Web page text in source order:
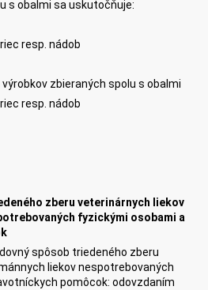
s obalmi sa uskutočňuje:
resp. nádob
zbieraných spolu s obalmi
resp. nádob
zberu veterinárnych liekov
fyzickými osobami a
spôsob triedeného zberu
liekov nespotrebovaných
pomôcok: odovzdaním